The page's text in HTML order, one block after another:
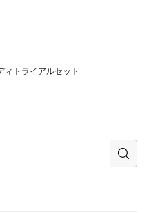
乾
ィトライアルセット